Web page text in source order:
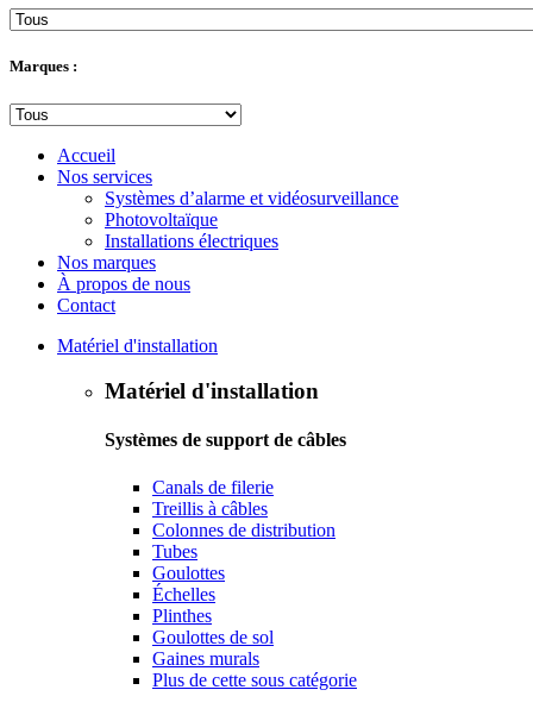
Marques :
Accueil
Nos services
Systèmes d’alarme et vidéosurveillance
Photovoltaïque
Installations électriques
Nos marques
À propos de nous
Contact
Matériel d'installation
Matériel d'installation
Systèmes de support de câbles
Canals de filerie
Treillis à câbles
Colonnes de distribution
Tubes
Goulottes
Échelles
Plinthes
Goulottes de sol
Gaines murals
Plus de cette sous catégorie